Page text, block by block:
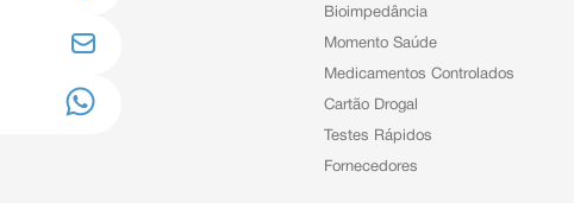
Bioimpedância
Momento Saúde
Medicamentos Controlados
Cartão Drogal
Testes Rápidos
Fornecedores